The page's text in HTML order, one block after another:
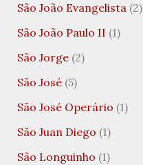
São João Evangelista(2)
São João Paulo II (1)
São Jorge(2)
São José(5)
São José Operário (1)
São Juan Diego (1)
São Longuinho (1)